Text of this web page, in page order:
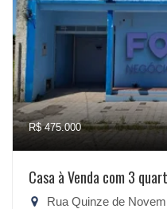
R$ 475.000
Casa à Venda com 3
Rua Quinze de Novembro,